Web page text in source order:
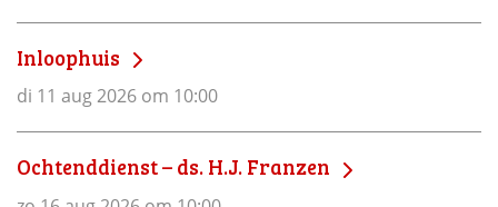
Inloophuis
di 11 aug 2026 om 10:00
Ochtenddienst – ds. H.J. Franzen